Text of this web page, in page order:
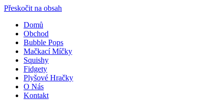
Přeskočit na obsah
Domů
Obchod
Bubble Pops
Mačkací Míčky
Squishy
Fidgety
Plyšové Hračky
O Nás
Kontakt